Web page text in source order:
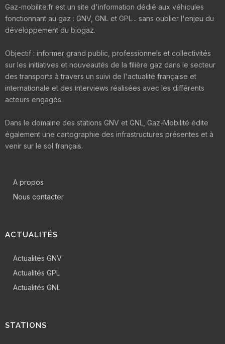
Gaz-mobilite.fr est un site d'information dédié aux véhicules
fonctionnant au gaz : GNV, GNL et GPL... sans oublier l'enjeu du
développement du biogaz.
Objectif : informer grand public, professionnels et collectivités
sur les initiatives et nouveautés de la filière gaz dans le secteur
des transports à travers un suivi de l'actualité française et
internationale et des interviews réalisées avec les différents
acteurs engagés.
Dans le domaine des stations GNV et GNL, Gaz-Mobilité édite
également une cartographie des infrastructures présentes et à
venir sur le sol français.
A propos
Nous contacter
ACTUALITÉS
Actualités GNV
Actualités GPL
Actualités GNL
STATIONS